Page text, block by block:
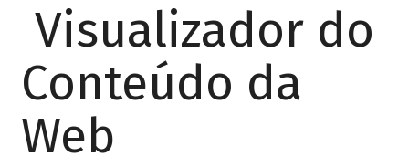
Visualizador do
Conteúdo da
Web